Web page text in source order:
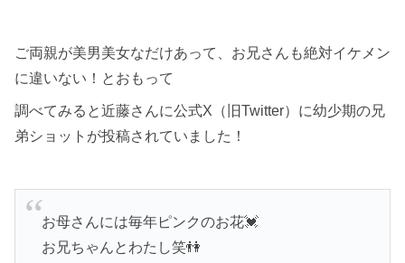
ご両親が美男美女なだけあって、お兄さんも絶対イケメン
に違いない！とおもって
調べてみると近藤さんに公式X（旧Twitter）に幼少期の兄
弟ショットが投稿されていました！
お母さんには毎年ピンクのお花💓
お兄ちゃんとわたし笑👫